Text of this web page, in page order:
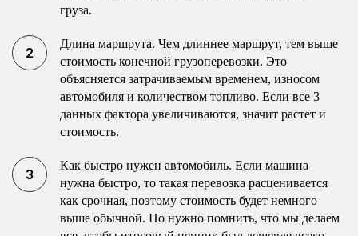
груза.
Длина маршрута. Чем длиннее маршрут, тем выше
стоимость конечной грузоперевозки. Это
объясняется затрачиваемым временем, износом
автомобиля и количеством топливо. Если все 3
данных фактора увеличиваются, значит растет и
стоимость.
Как быстро нужен автомобиль. Если машина
нужна быстро, то такая перевозка расценивается
как срочная, поэтому стоимость будет немного
выше обычной. Но нужно помнить, что мы делаем